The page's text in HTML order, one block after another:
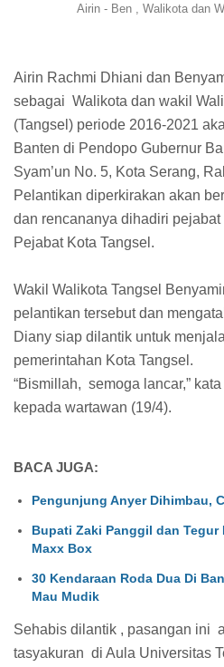
Airin - Ben , Walikota dan
Airin Rachmi Dhiani dan
sebagai Walikota dan wakil
(Tangsel) periode 2016-2021
Banten di Pendopo Gubernur
Syam’un No. 5, Kota Serang,
Pelantikan diperkirakan akan
dan rencananya dihadiri
Pejabat Kota Tangsel.
Wakil Walikota Tangsel
pelantikan tersebut dan
Diany siap dilantik untuk
pemerintahan Kota Tangsel.
“Bismillah, semoga lancar,”
kepada wartawan (19/4).
BACA JUGA:
Pengunjung Anyer Dihimbau,
Bupati Zaki Panggil dan Tegur
Maxx Box
30 Kendaraan Roda Dua Di
Mau Mudik
Sehabis dilantik , pasangan ini
tasyakuran di Aula Universitas